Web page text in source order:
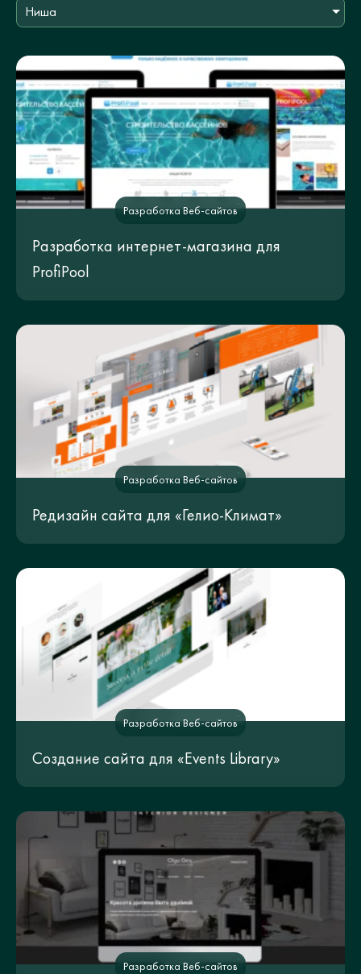
Ниша
Разработка Веб-сайтов
Разработка интернет-магазина для
ProfiPool
Разработка Веб-сайтов
Редизайн сайта для «Гелио-Климат»
Разработка Веб-сайтов
Создание сайта для «Events Library»
Разработка Веб-сайтов